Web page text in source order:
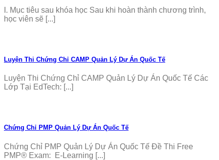
I. Mục tiêu sau khóa học Sau khi hoàn thành chương trình,
học viên sẽ [...]
Luyện Thi Chứng Chỉ CAMP Quản Lý Dự Án Quốc Tế
Luyện Thi Chứng Chỉ CAMP Quản Lý Dự Án Quốc Tế Các
Lớp Tại EdTech: [...]
Chứng Chỉ PMP Quản Lý Dự Án Quốc Tế
Chứng Chỉ PMP Quản Lý Dự Án Quốc Tế Đề Thi Free
PMP® Exam: E-Learning [...]